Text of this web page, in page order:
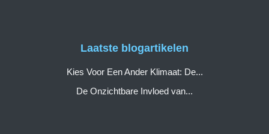
Laatste blogartikelen
Kies Voor Een Ander Klimaat: De...
De Onzichtbare Invloed van...